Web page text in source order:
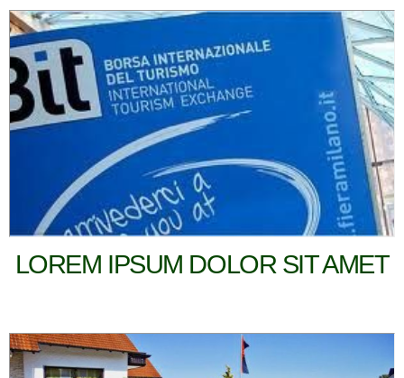
LOREM IPSUM DOLOR SIT AMET